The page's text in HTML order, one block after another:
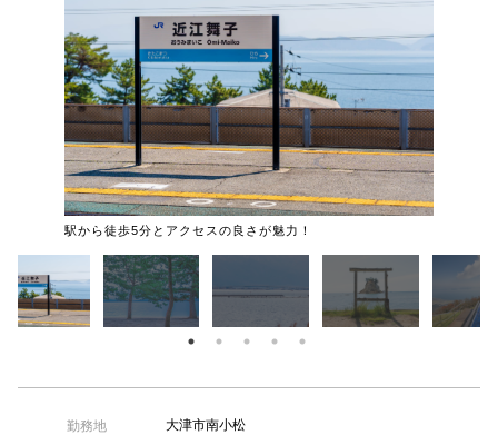
0120-932-959
【TEL受付】9:30～18:00 土日・祝日定休
駅から徒歩5分とアクセスの良さが魅力！
勤務地 大津市南小松